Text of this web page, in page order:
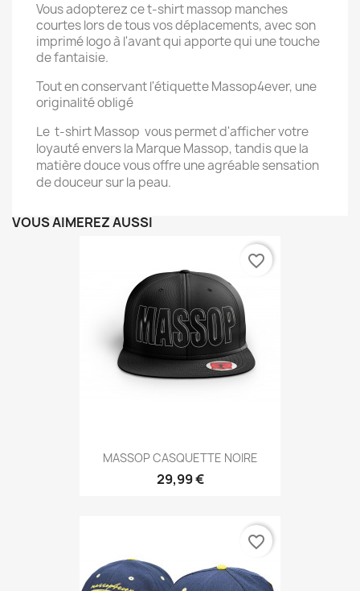
Vous adopterez ce t-shirt massop manches
courtes lors de tous vos déplacements, avec son
imprimé logo à l'avant qui apporte qui une touche
de fantaisie.
Tout en conservant l'étiquette Massop4ever, une
originalité obligé
Le t-shirt Massop vous permet d'afficher votre
loyauté envers la Marque Massop, tandis que la
matière douce vous offre une agréable sensation
de douceur sur la peau.
VOUS AIMEREZ AUSSI
MASSOP CASQUETTE NOIRE
29,99 €
favorite_border
favorite_border